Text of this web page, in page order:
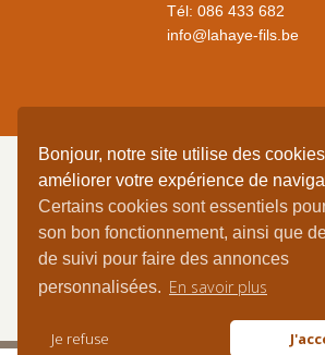
Bonjour, notre site utilise des
améliorer votre expérience de
Certains cookies sont essentiels
son bon fonctionnement, ainsi que
de suivi pour faire des annonces
personnalisées. En savoir plus
Je refuse
Tél:086 433 682
info@lahaye-fils.be
DEMANDEZ
DEVIS EN